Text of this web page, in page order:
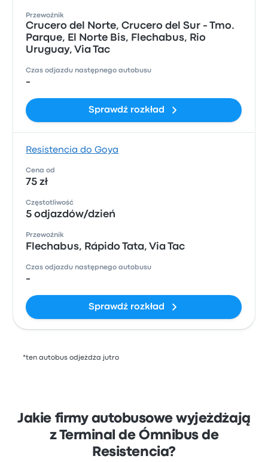
Przewoźnik
Crucero del Norte, Crucero del Sur - Tmo.
Parque, El Norte Bis, Flechabus, Rio
Uruguay, Via Tac
Czas odjazdu następnego autobusu
-
Sprawdź rozkład
Resistencia do Goya
Cena od
75 zł
Częstotliwość
5 odjazdów/dzień
Przewoźnik
Flechabus, Rápido Tata, Via Tac
Czas odjazdu następnego autobusu
-
Sprawdź rozkład
*ten autobus odjeżdża jutro
Jakie firmy autobusowe wyjeżdżają
z Terminal de Ómnibus de
Resistencia?